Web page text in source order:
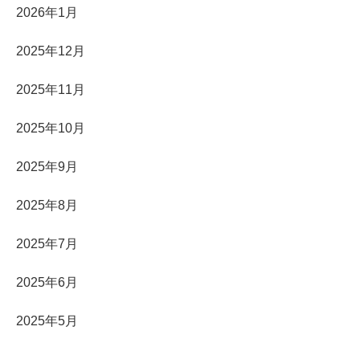
2026年1月
2025年12月
2025年11月
2025年10月
2025年9月
2025年8月
2025年7月
2025年6月
2025年5月